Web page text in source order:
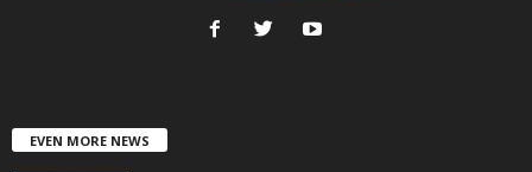
EVEN MORE NEWS